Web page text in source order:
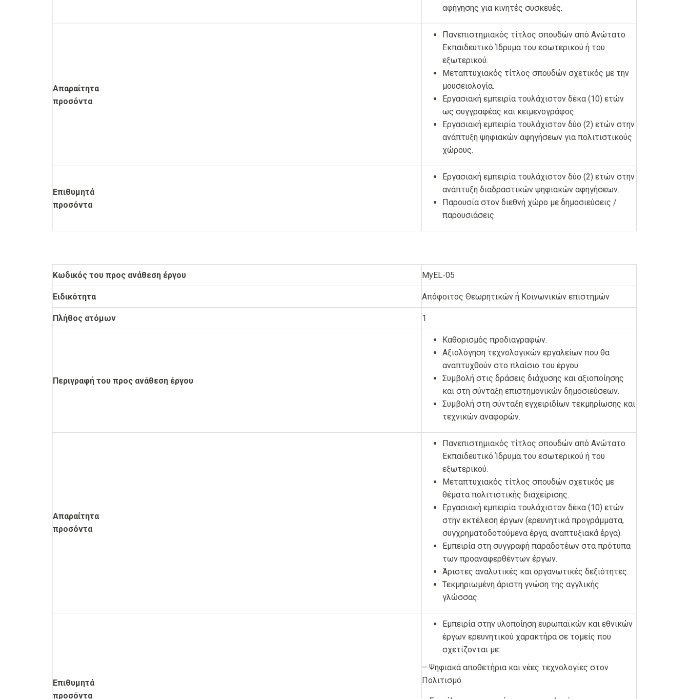
αφήγησης για κινητές συσκευές.
Απαραίτητα
προσόντα
Πανεπιστημιακός τίτλος σπουδών από Ανώτατο
Εκπαιδευτικό Ίδρυμα του εσωτερικού ή του
εξωτερικού.
Μεταπτυχιακός τίτλος σπουδών σχετικός με την
μουσειολογία.
Εργασιακή εμπειρία τουλάχιστον δέκα (10) ετών
ως συγγραφέας και κειμενογράφος.
Εργασιακή εμπειρία τουλάχιστον δύο (2) ετών στην
ανάπτυξη ψηφιακών αφηγήσεων για πολιτιστικούς
χώρους.
Επιθυμητά
προσόντα
Εργασιακή εμπειρία τουλάχιστον δύο (2) ετών στην
ανάπτυξη διαδραστικών ψηφιακών αφηγήσεων.
Παρουσία στον διεθνή χώρο με δημοσιεύσεις /
παρουσιάσεις.
Κωδικός του προς ανάθεση έργου MyEL-05
Ειδικότητα Απόφοιτος Θεωρητικών ή Κοινωνικών επιστημών
Πλήθος ατόμων 1
Περιγραφή του προς ανάθεση έργου
Καθορισμός προδιαγραφών.
Αξιολόγηση τεχνολογικών εργαλείων που θα
αναπτυχθούν στο πλαίσιο του έργου.
Συμβολή στις δράσεις διάχυσης και αξιοποίησης
και στη σύνταξη επιστημονικών δημοσιεύσεων.
Συμβολή στη σύνταξη εγχειριδίων τεκμηρίωσης και
τεχνικών αναφορών.
Απαραίτητα
προσόντα
Πανεπιστημιακός τίτλος σπουδών από Ανώτατο
Εκπαιδευτικό Ίδρυμα του εσωτερικού ή του
εξωτερικού.
Μεταπτυχιακός τίτλος σπουδών σχετικός με
θέματα πολιτιστικής διαχείρισης.
Εργασιακή εμπειρία τουλάχιστον δέκα (10) ετών
στην εκτέλεση έργων (ερευνητικά προγράμματα,
συγχρηματοδοτούμενα έργα, αναπτυξιακά έργα).
Εμπειρία στη συγγραφή παραδοτέων στα πρότυπα
των προαναφερθέντων έργων.
Άριστες αναλυτικές και οργανωτικές δεξιότητες.
Τεκμηριωμένη άριστη γνώση της αγγλικής
γλώσσας.
Επιθυμητά
προσόντα
Εμπειρία στην υλοποίηση ευρωπαϊκών και εθνικών
έργων ερευνητικού χαρακτήρα σε τομείς που
σχετίζονται με:
– Ψηφιακά αποθετήρια και νέες τεχνολογίες στον
Πολιτισμό.